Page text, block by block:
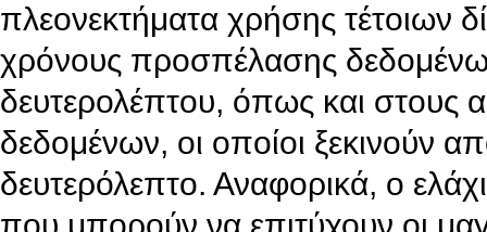
πλεονεκτήματα χρήσης τέτοιων
χρόνους προσπέλασης
δευτερολέπτου, όπως και στους
δεδομένων, οι οποίοι ξεκινούν
δευτερόλεπτο. Αναφορικά, ο